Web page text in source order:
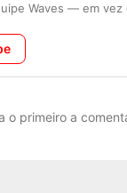
Waves — em vez
o primeiro a